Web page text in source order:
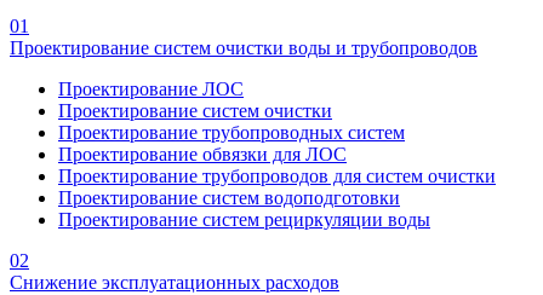
01
Проектирование систем очистки воды и трубопроводов
Проектирование ЛОС
Проектирование систем очистки
Проектирование трубопроводных систем
Проектирование обвязки для ЛОС
Проектирование трубопроводов для систем очистки
Проектирование систем водоподготовки
Проектирование систем рециркуляции воды
02
Снижение эксплуатационных расходов